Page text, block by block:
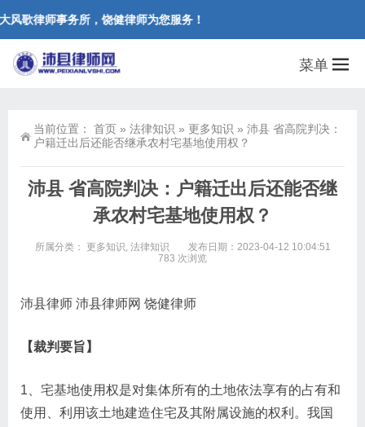
歌律师事务所，饶健律师为您服务！
菜单
当前位置： 首页 » 法律知识 » 更多知识 » 沛县 省高院判决：
户籍迁出后还能否继承农村宅基地使用权？
沛县 省高院判决：户籍迁出后还能否继
承农村宅基地使用权？
所属分类： 更多知识, 法律知识
发布日期：2023-04-12 10:04:51
783 次浏览
沛县律师 沛县律师网 饶健律师
【裁判要旨】
1、宅基地使用权是对集体所有的土地依法享有的占有和
使用、利用该土地建造住宅及其附属设施的权利。我国